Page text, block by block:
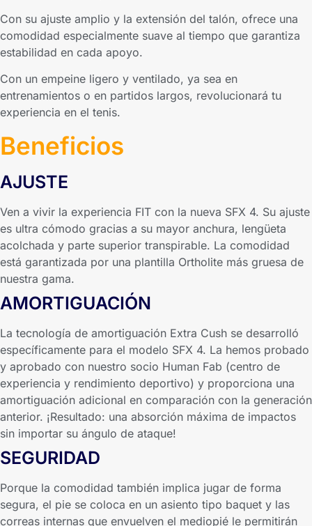
Con su ajuste amplio y la extensión del talón, ofrece una
comodidad especialmente suave al tiempo que garantiza
estabilidad en cada apoyo.
Con un empeine ligero y ventilado, ya sea en
entrenamientos o en partidos largos, revolucionará tu
experiencia en el tenis.
Beneficios
AJUSTE
Ven a vivir la experiencia FIT con la nueva SFX 4. Su ajuste
es ultra cómodo gracias a su mayor anchura, lengüeta
acolchada y parte superior transpirable. La comodidad
está garantizada por una plantilla Ortholite más gruesa de
nuestra gama.
AMORTIGUACIÓN
La tecnología de amortiguación Extra Cush se desarrolló
específicamente para el modelo SFX 4. La hemos probado
y aprobado con nuestro socio Human Fab (centro de
experiencia y rendimiento deportivo) y proporciona una
amortiguación adicional en comparación con la generación
anterior. ¡Resultado: una absorción máxima de impactos
sin importar su ángulo de ataque!
SEGURIDAD
Porque la comodidad también implica jugar de forma
segura, el pie se coloca en un asiento tipo baquet y las
correas internas que envuelven el mediopié le permitirán